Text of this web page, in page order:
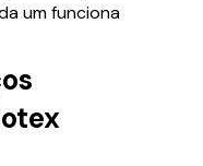
um funciona